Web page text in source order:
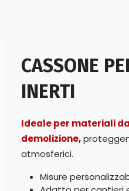
CASSONE
INERTI
Ideale per materiali
demolizione,
atmosferici.
Misure